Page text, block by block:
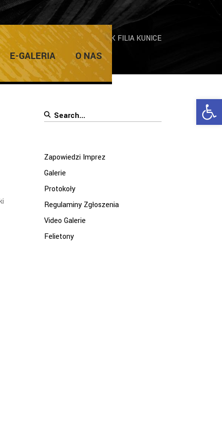
E-GALERIA O NAS
/Koncert Yagi Kowalik w ŻDK FILIA KUNICE
Search
Zapowiedzi Imprez
Galerie
Protokoły
Regulaminy Zgłoszenia
Video Galerie
Felietony